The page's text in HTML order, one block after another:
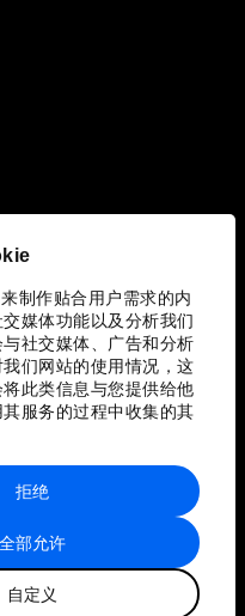
制作贴合用户需求的内
媒体功能以及分析我们
社交媒体、广告和分析
们网站的使用情况，这
此类信息与您提供给他
服务的过程中收集的其
全部允许
自定义
拒绝
济论坛